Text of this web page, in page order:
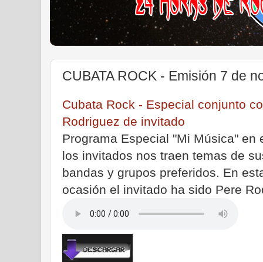
CUBATA ROCK - Emisión 7 de
Cubata Rock - Especial conjunto
Rodriguez de invitado
Programa Especial "Mi Música" en
los invitados nos traen temas de
bandas y grupos preferidos. En
ocasión el invitado ha sido Pere